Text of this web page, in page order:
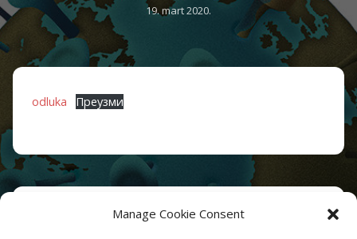
Manage Cookie Consent
19. mart 2020.
odluka Преузми